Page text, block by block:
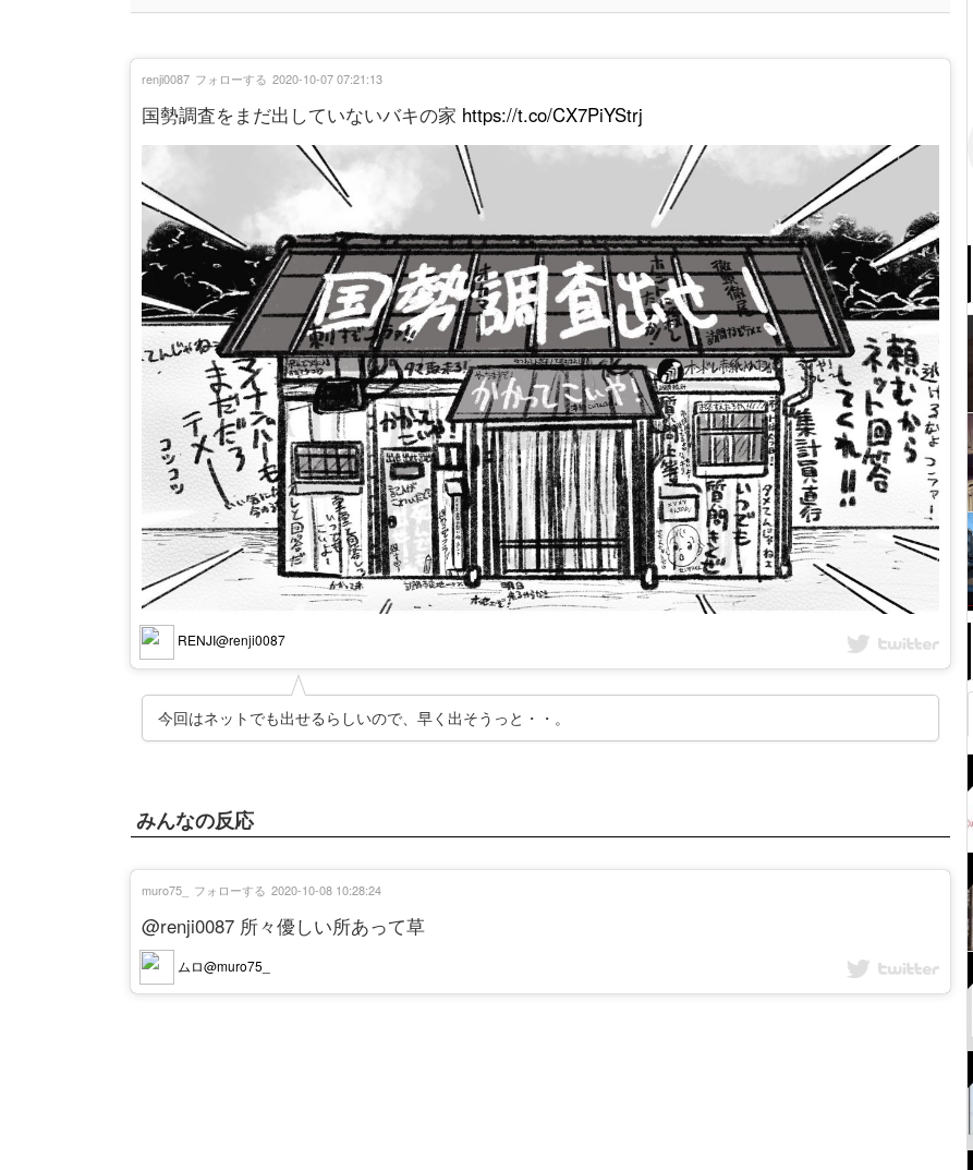
国勢調査をまだ出していないバキの家 https://t.co/CX7PiYStrj
RENJI@renji0087
renji0087 フォローする 2020-10-07 07:21:13
今回はネットでも出せるらしいので、早く出そうっと・・。
みんなの反応
@renji0087 所々優しい所あって草
ムロ@muro75_
muro75_ フォローする 2020-10-08 10:28:24